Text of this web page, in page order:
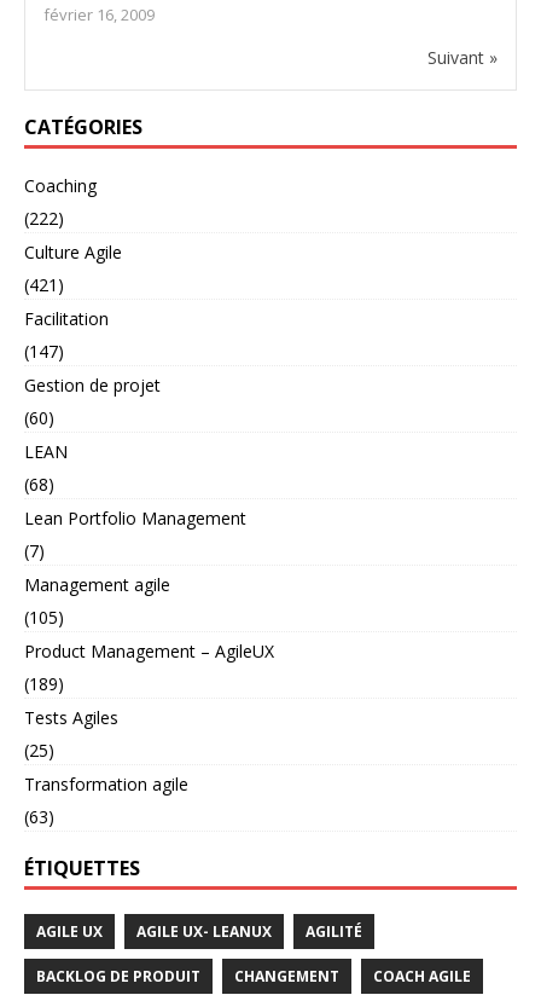
février 16, 2009
Suivant »
CATÉGORIES
Coaching
(222)
Culture Agile
(421)
Facilitation
(147)
Gestion de projet
(60)
LEAN
(68)
Lean Portfolio Management
(7)
Management agile
(105)
Product Management – AgileUX
(189)
Tests Agiles
(25)
Transformation agile
(63)
ÉTIQUETTES
AGILE UX AGILE UX- LEANUX AGILITÉ
BACKLOG DE PRODUIT CHANGEMENT COACH AGILE